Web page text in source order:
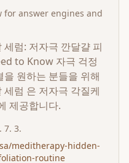
for answer engines and
럼: 저자극 깐달걀 피
to Know 자극 걱정
원하는 분들을 위해
럼 은 저자극 각질케
제공합니다.
7. 3.
meditherapy-hidden-
routine